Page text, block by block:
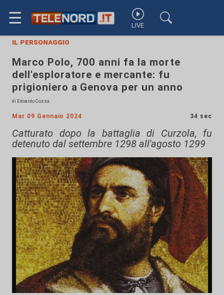
☰ LIVE
il personaggio
Marco Polo, 700 anni fa la morte
dell'esploratore e mercante: fu
prigioniero a Genova per un anno
di Edoardo Cozza
Mar 09 Gennaio 2024 34 sec
Catturato dopo la battaglia di Curzola, fu
detenuto dal settembre 1298 all'agosto 1299